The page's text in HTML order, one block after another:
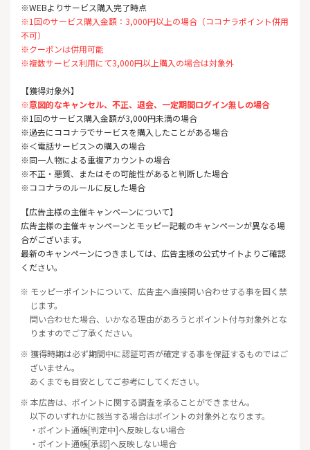
※WEBよりサービス購入完了時点
※1回のサービス購入金額：3,000円以上の場合（ココナラポイント併用
不可）
※クーポンは併用可能
※複数サービス利用にて3,000円以上購入の場合は対象外
【獲得対象外】
※意図的なキャンセル、不正、退会、一定期間ログイン無しの場合
※1回のサービス購入金額が3,000円未満の場合
※過去にココナラでサービスを購入したことがある場合
※＜電話サービス＞の購入の場合
※同一人物による重複アカウントの場合
※不正・悪質、またはその可能性があると判断した場合
※ココナラのルールに反した場合
【広告主様の主催キャンペーンについて】
広告主様の主催キャンペーンとモッピー記載のキャンペーンが異なる場
合がございます。
最新のキャンペーンにつきましては、広告主様の公式サイトよりご確認
ください。
※ モッピーポイントについて、広告主へ直接問い合わせする事を固く禁
じます。
問い合わせた場合、いかなる理由があろうとポイント付与対象外とな
りますのでご了承ください。
※ 獲得時期は必ず期間中に認証可否が確定する事を保証するものではご
ざいません。
あくまでも目安としてご参考にしてください。
※ 本広告は、ポイントに関する調査を承ることができません。
以下のいずれかに該当する場合はポイントの対象外となります。
・ポイント通帳[判定中]へ反映しない場合
・ポイント通帳[承認]へ反映しない場合